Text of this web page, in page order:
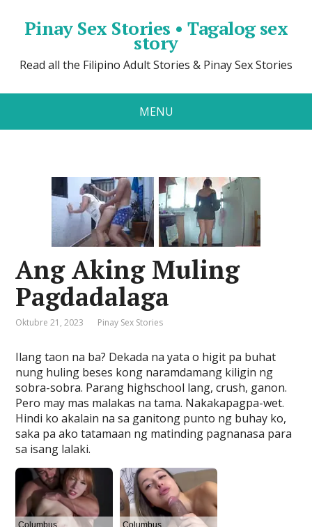
Pinay Sex Stories • Tagalog sex
story
Read all the Filipino Adult Stories & Pinay Sex Stories
MENU
Ang Aking Muling
Pagdadalaga
Oktubre 21, 2023 Pinay Sex Stories
Ilang taon na ba? Dekada na yata o higit pa buhat
nung huling beses kong naramdamang kiligin ng
sobra-sobra. Parang highschool lang, crush, ganon.
Pero may mas malakas na tama. Nakakapagpa-wet.
Hindi ko akalain na sa ganitong punto ng buhay ko,
saka pa ako tatamaan ng matinding pagnanasa para
sa isang lalaki.